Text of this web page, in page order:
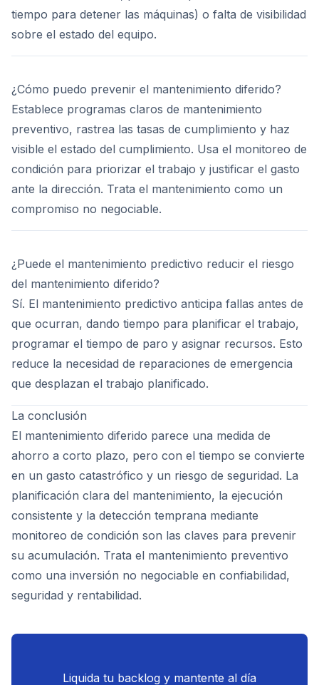
tiempo para detener las máquinas) o falta de visibilidad
sobre el estado del equipo.
¿Cómo puedo prevenir el mantenimiento diferido?
Establece programas claros de mantenimiento
preventivo, rastrea las tasas de cumplimiento y haz
visible el estado del cumplimiento. Usa el monitoreo de
condición para priorizar el trabajo y justificar el gasto
ante la dirección. Trata el mantenimiento como un
compromiso no negociable.
¿Puede el mantenimiento predictivo reducir el riesgo
del mantenimiento diferido?
Sí. El mantenimiento predictivo anticipa fallas antes de
que ocurran, dando tiempo para planificar el trabajo,
programar el tiempo de paro y asignar recursos. Esto
reduce la necesidad de reparaciones de emergencia
que desplazan el trabajo planificado.
La conclusión
El mantenimiento diferido parece una medida de
ahorro a corto plazo, pero con el tiempo se convierte
en un gasto catastrófico y un riesgo de seguridad. La
planificación clara del mantenimiento, la ejecución
consistente y la detección temprana mediante
monitoreo de condición son las claves para prevenir
su acumulación. Trata el mantenimiento preventivo
como una inversión no negociable en confiabilidad,
seguridad y rentabilidad.
Liquida tu backlog y mantente al día